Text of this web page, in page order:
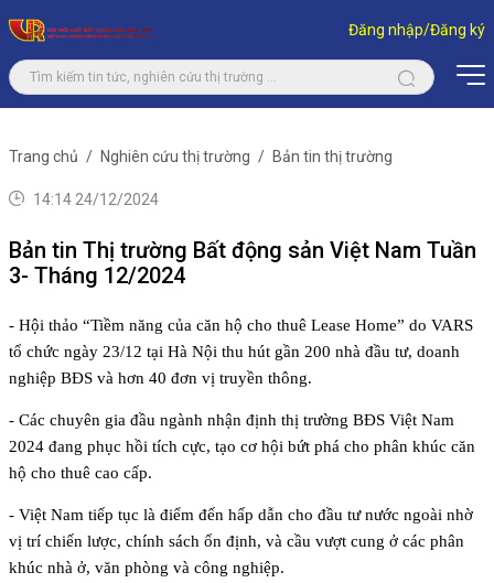
Đăng nhập/Đăng ký
Trang chủ Nghiên cứu thị trường Bản tin thị trường
14:14 24/12/2024
Bản tin Thị trường Bất động sản Việt Nam Tuần
3- Tháng 12/2024
- Hội thảo “Tiềm năng của căn hộ cho thuê Lease Home” do VARS
tổ chức ngày 23/12 tại Hà Nội thu hút gần 200 nhà đầu tư, doanh
nghiệp BĐS và hơn 40 đơn vị truyền thông.
- Các chuyên gia đầu ngành nhận định thị trường BĐS Việt Nam
2024 đang phục hồi tích cực, tạo cơ hội bứt phá cho phân khúc căn
hộ cho thuê cao cấp.
- Việt Nam tiếp tục là điểm đến hấp dẫn cho đầu tư nước ngoài nhờ
vị trí chiến lược, chính sách ổn định, và cầu vượt cung ở các phân
khúc nhà ở, văn phòng và công nghiệp.